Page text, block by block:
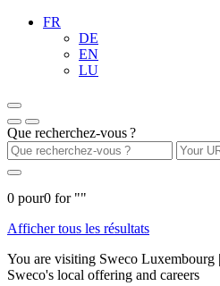
FR
DE
EN
LU
Que recherchez-vous ?
0 pour0 for ""
Afficher tous les résultats
You are visiting Sweco Luxembourg
Sweco's local offering and careers